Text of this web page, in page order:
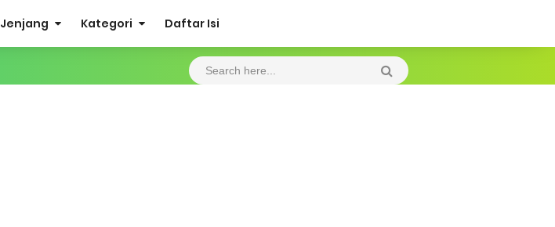
Jenjang Kategori Daftar Isi
Saturday, 8 August